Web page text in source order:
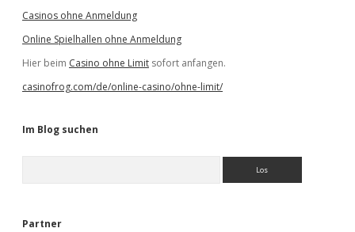
Casinos ohne Anmeldung
Online Spielhallen ohne Anmeldung
Hier beim Casino ohne Limit sofort anfangen.
casinofrog.com/de/online-casino/ohne-limit/
Im Blog suchen
e
Partner